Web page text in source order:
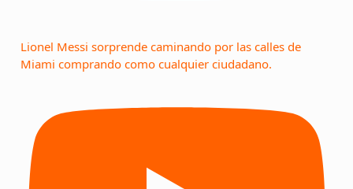
Lionel Messi sorprende caminando por las calles de
Miami comprando como cualquier ciudadano.